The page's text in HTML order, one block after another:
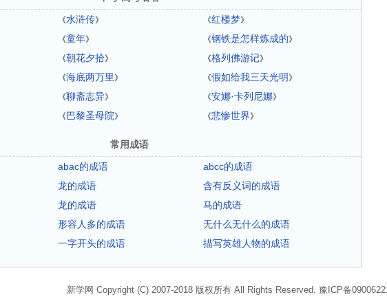
《水浒传》 《红楼梦》
《童年》 《钢铁是怎样炼成的》
《朝花夕拾》 《格列佛游记》
《海底两万里 》 《假如给我三天光明 》
《聊斋志异》 《安娜·卡列尼娜》
《巴黎圣母院》 《悲惨世界》
常用成语
abac的成语
abcc的成语
龙的成语
含有反义词的成语
龙的成语
马的成语
形容人多的成语
无什么无什么的成语
一字开头的成语 描写英雄人物的成语
新学网 Copyright (C) 2007-2018 版权所有 All Rights Reserved. 豫ICP备